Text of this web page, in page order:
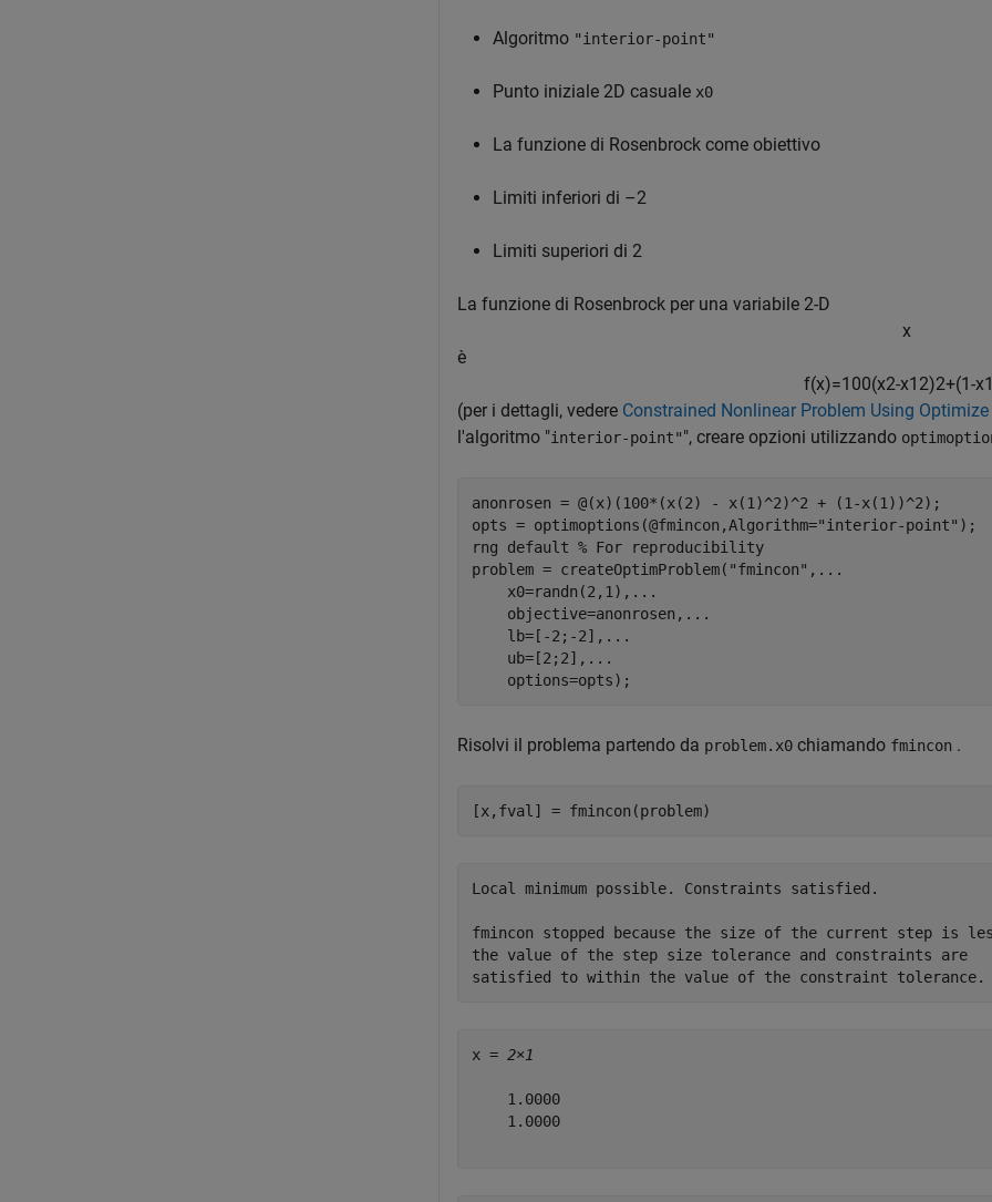
Algoritmo "interior-point"
Punto iniziale 2D casuale x0
La funzione di Rosenbrock come obiettivo
Limiti inferiori di –2
Limiti superiori di 2
La funzione di Rosenbrock per una variabile 2-D
x
è
f(x)=1 00(x2-x1 2)2+(1-x
(per i dettagli, vedere Constrained Nonlinear Problem Using
l'algoritmo "interior-point"", creare opzioni utilizzando
anonrosen = @(x)(100*(x(2) - x(1)^2)^2 + (1-x(1))^2);
opts = optimoptions(@fmincon,Algorithm="interior-point" );
rng default % For reproducibility
problem = createOptimProblem( "fmincon" , ...
    x0=randn(2,1),
...
    objective=anonrosen,
...
    lb=[-2;-2],
...
    ub=[2;2],
...
    options=opts);
Risolvi il problema partendo da problem.x0 chiamando fmincon .
[x,fval] = fmincon(problem)
Local minimum possible. Constraints satisfied.
fmincon stopped because the size of the current step is
the value of the step size tolerance and constraints are
x = 2×1
    1.0000
    1.0000